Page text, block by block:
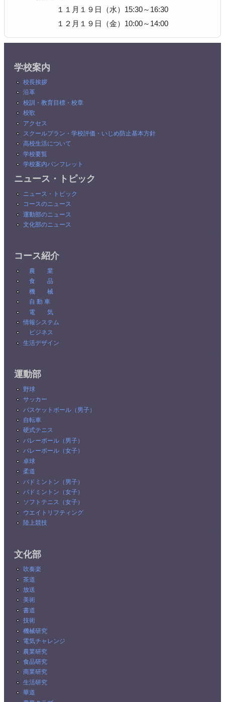
１１月１９日（水）15:30～16:30
１２月１９日（金）10:00～14:00
学校案内
校長挨拶
沿革
校訓・教育目標・校章
校歌
アクセス
スクールプラン・学校評価・いじめ防止基本方針
高校生活について
学校要覧
学校案内パンフレット
ニュース・トピック
ニュース・トピック
コースのニュース
運動部のニュース
文化部のニュース
コース紹介
農 業
食 品
機 械
自 動 車
電 気
情報システム
ビジネス
生活デザイン
運動部
野球
サッカー
バスケットボール（男子）
自転車
硬式テニス
バレーボール（男子）
バレーボール（女子）
卓球
柔道
バドミントン（男子）
バドミントン（女子）
ソフトテニス（女子）
ウエイトリフティング
陸上競技
文化部
吹奏楽
茶道
放送
美術
書道
技術
機械研究
電気チャレンジ
農業研究
食品研究
商業研究
生活研究
華道